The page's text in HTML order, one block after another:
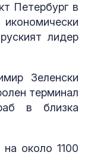
Петербург в
лидер
Зеленски
терминал
в близка
около 1100